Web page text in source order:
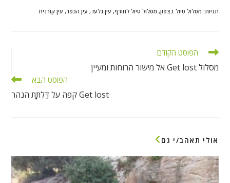
e
o
o
at
A
p
e
a
m
ar תגיות: מסלול טיול בצפון, מסלול טיול לחורף, עין גלעד, עין הכפר, עין קורנית
לקרוא
נוספים
הפוסט הקודם
מסלול Get lost אל מישור הרוחות ומעיין
הפוסט הבא
Get lost קפה על דֵּלְתָּת הנהר
אולי תאהב/י גם